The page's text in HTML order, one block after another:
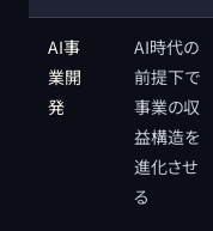
AI事
業開
発
AI時代の
前提下で
事業の収
益構造を
進化させ
る